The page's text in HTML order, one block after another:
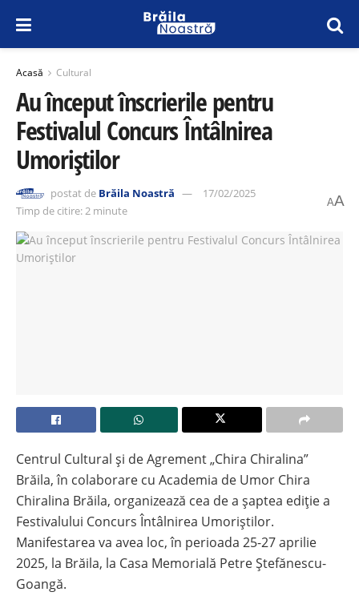
Acasă Cultural
Au început înscrierile pentru
Festivalul Concurs Întâlnirea
Umoriștilor
postat de Brăila Noastră
17/02/2025
Timp de citire: 2 minute
AA
Centrul Cultural și de Agrement „Chira Chiralina”
Brăila, în colaborare cu Academia de Umor Chira
Chiralina Brăila, organizează cea de a șaptea ediție a
Festivalului Concurs Întâlnirea Umoriștilor.
Manifestarea va avea loc, în perioada 25-27 aprilie
2025, la Brăila, la Casa Memorială Petre Ștefănescu-
Goangă.